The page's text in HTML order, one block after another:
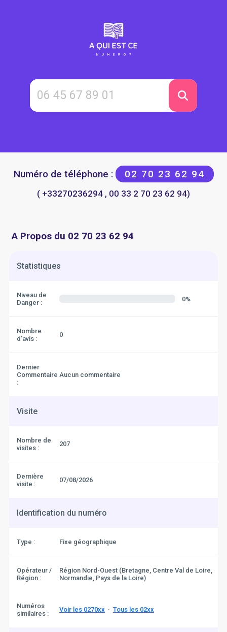
Numéro de téléphone : 02 70 23 62 94
( +33270236294 , 00 33 2 70 23 62 94)
A Propos du 02 70 23 62 94
Statistiques
Niveau de
Danger :
0%
Nombre
d'avis :
0
Dernier
Commentaire
:
Aucun commentaire
Visite
Nombre de
visites :
207
Dernière
visite :
07/08/2026
Identification du numéro
Type : Fixe géographique
Opérateur /
Région :
Région Nord-Ouest (Bretagne, Centre Val de Loire,
Normandie, Pays de la Loire)
Numéros
similaires :
Voir les 0270xx· Tous les 02xx